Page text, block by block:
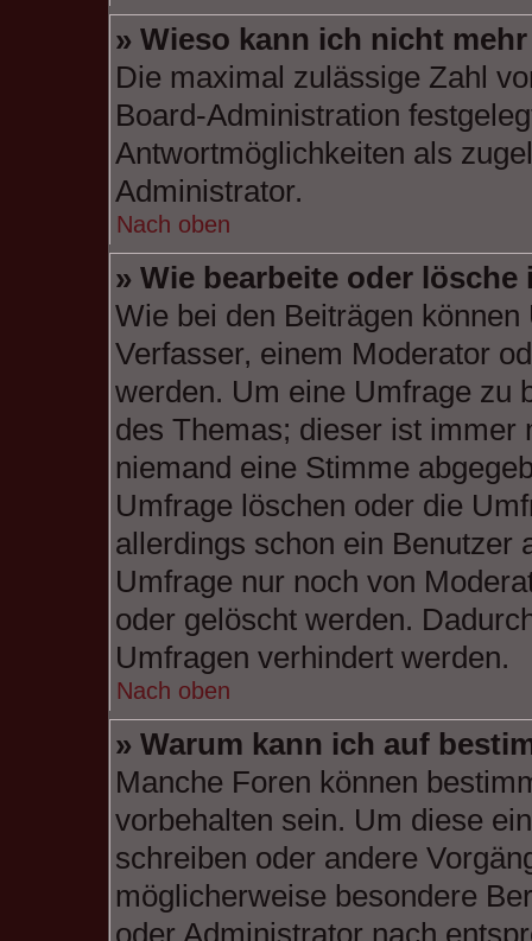
» Wieso kann ich nicht
Die maximal zulässige Zahl
Board-Administration
Antwortmöglichkeiten als
Administrator.
Nach oben
» Wie bearbeite oder lösche
Wie bei den Beiträgen
Verfasser, einem Moderator
werden. Um eine Umfrage zu
des Themas; dieser ist immer
niemand eine Stimme
Umfrage löschen oder die
allerdings schon ein Benutzer
Umfrage nur noch von
oder gelöscht werden.
Umfragen verhindert werden.
Nach oben
» Warum kann ich auf
Manche Foren können
vorbehalten sein. Um diese
schreiben oder andere
möglicherweise besondere
oder Administrator nach